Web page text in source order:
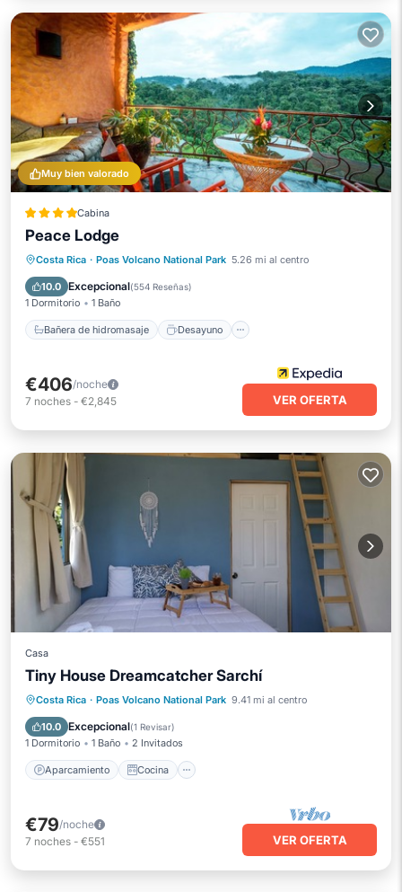
Muy bien valorado
Cabina
Peace Lodge
Costa Rica · Poas Volcano National Park 5.26 mi al centro
10.0 Excepcional(554 Reseñas)
1 Dormitorio 1 Baño
Bañera de hidromasaje Desayuno
Bañera de hidromasaje
Desayuno
Aparcamiento
€406/noche
7 noches - €2,845 VER OFERTA
Casa
Tiny House Dreamcatcher Sarchí
Costa Rica · Poas Volcano National Park 9.41 mi al centro
10.0 Excepcional(1 Revisar)
1 Dormitorio 1 Baño 2 Invitados
Aparcamiento Cocina
Aparcamiento Cocina
Internet
Apto para niños
€79/noche
7 noches - €551 VER OFERTA